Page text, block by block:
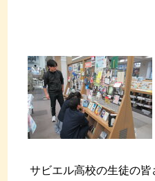
サビエル高校の生徒の皆